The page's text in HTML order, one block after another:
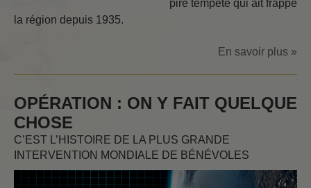
pire tempête qui ait frappé
la région depuis 1935.
En savoir plus »
OPÉRATION : ON Y FAIT QUELQUE
CHOSE
C’EST L’HISTOIRE DE LA PLUS GRANDE
INTERVENTION MONDIALE DE BÉNÉVOLES